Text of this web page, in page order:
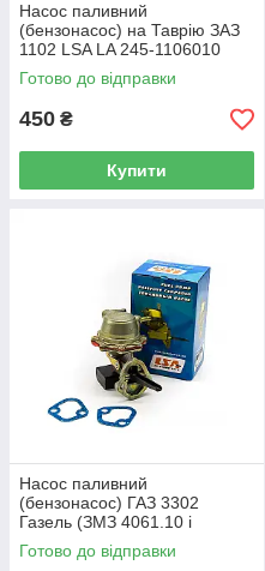
Насос паливний
(бензонасос) на Таврію ЗАЗ
1102 LSA LA 245-1106010
Готово до відправки
450 ₴
Купити
Насос паливний
(бензонасос) ГАЗ 3302
Газель (ЗМЗ 4061.10 і
4063.10) LSA LA 4061-
1106010
Готово до відправки